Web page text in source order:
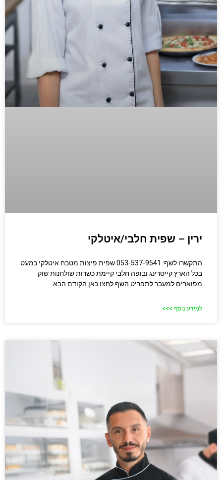
ירין – שפית חלבי/איטלקי
התקשרו לשף: 053-537-9541 שפית פיצות מטבח איטלקי כמעט
בכל הארץ קייטרינג ובופה חלבי קיימת כשרות שולחנות שוק
מפוארים למעבר לתפריט השף לחצו כאן הקודם הבא
למידע נוסף >>>